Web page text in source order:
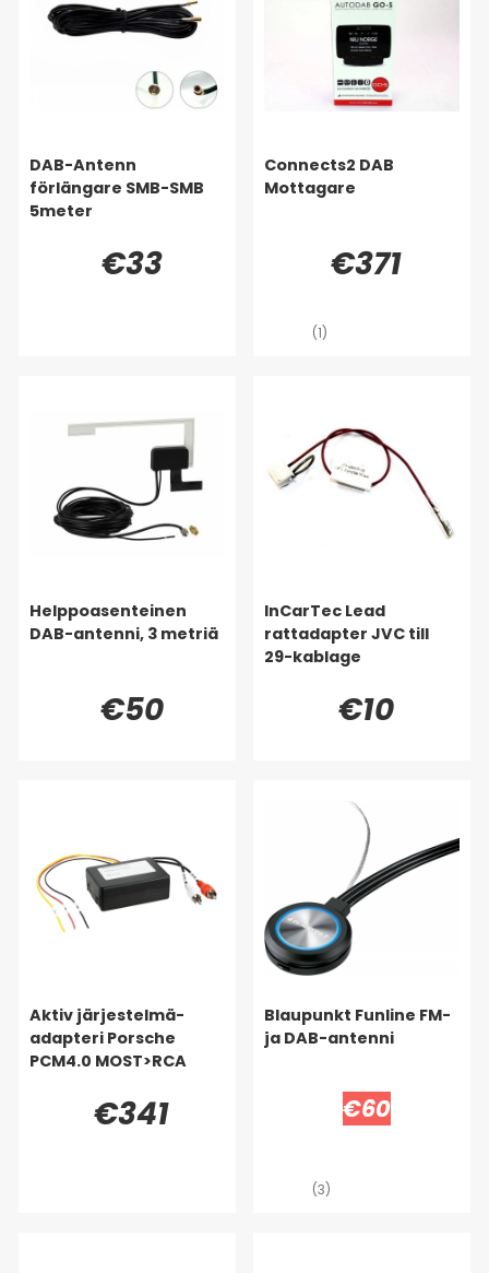
DAB-Antenn
förlängare SMB-SMB
5meter
€33
Connects2 DAB
Mottagare
€371
(1)
Helppoasenteinen
DAB-antenni, 3 metriä
€50
InCarTec Lead
rattadapter JVC till
29-kablage
€10
Aktiv järjestelmä-
adapteri Porsche
PCM4.0 MOST>RCA
€341
Blaupunkt Funline FM-
ja DAB-antenni
€60
(3)